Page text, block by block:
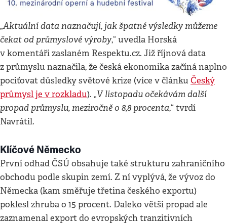
„Aktuální data naznačují, jak špatné výsledky můžeme
čekat od průmyslové výroby,“ uvedla Horská
v komentáři zaslaném Respektu.cz. Již říjnová data
z průmyslu naznačila, že česká ekonomika začíná naplno
pociťovat důsledky světové krize (více v článku Český
průmysl je v rozkladu). „V listopadu očekávám další
propad průmyslu, meziročně o 8,8 procenta,“ tvrdí
Navrátil.
Klíčové Německo
První odhad ČSÚ obsahuje také strukturu zahraničního
obchodu podle skupin zemí. Z ní vyplývá, že vývoz do
Německa (kam směřuje třetina českého exportu)
poklesl zhruba o 15 procent. Daleko větší propad ale
zaznamenal export do evropských tranzitivních